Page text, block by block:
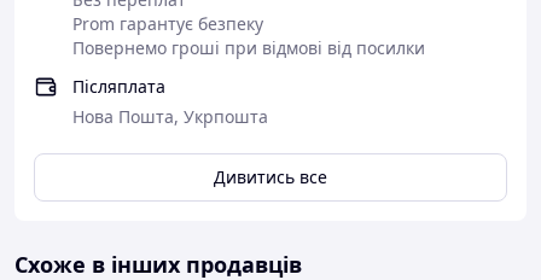
Prom гарантує безпеку
Повернемо гроші при відмові від посилки
Післяплата
Нова Пошта, Укрпошта
Дивитись все
Схоже в інших продавців